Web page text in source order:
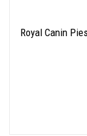
Royal Canin